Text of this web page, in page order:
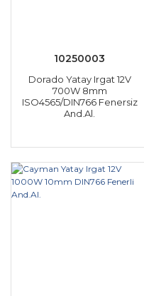
10250003
Dorado Yatay Irgat 12V
700W 8mm
ISO4565/DIN766 Fenersiz
And.Al.